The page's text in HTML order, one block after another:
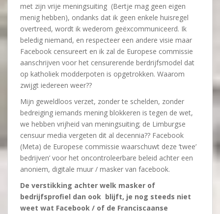
met zijn vrije meningsuiting (Bertje mag geen eigen
menig hebben), ondanks dat ik geen enkele huisregel
overtreed, wordt ik wederom geëxcommuniceerd. Ik
beledig niemand, en respecteer een andere visie maar
Facebook censureert en ik zal de Europese commissie
aanschrijven voor het censurerende berdrijfsmodel dat
op katholiek modderpoten is opgetrokken. Waarom
zwijgt iedereen weer??
Mijn geweldloos verzet, zonder te schelden, zonder
bedreiging iemands mening blokkeren is tegen de wet,
we hebben vrijheid van meningsuiting; de Limburgse
censuur media vergeten dit al decennia?? Facebook
(Meta) de Europese commissie waarschuwt deze ’twee’
bedrijven’ voor het oncontroleerbare beleid achter een
anoniem, digitale muur / masker van facebook.
De verstikking achter welk masker of
bedrijfsprofiel dan ook blijft, je nog steeds niet
weet wat Facebook / of de Franciscaanse